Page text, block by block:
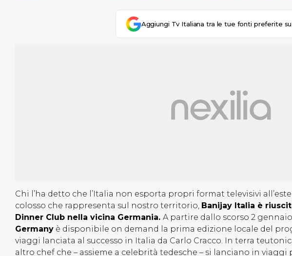
Aggiungi Tv Italiana tra le tue fonti preferite
Chi l’ha detto che l’Italia non esporta propri format televisivi
colosso che rappresenta sul nostro territorio, Banijay Italia è
Dinner Club nella vicina Germania. A partire dallo scorso 2
Germany è disponibile on demand la prima edizione locale del
viaggi lanciata al successo in Italia da Carlo Cracco. In terra
altro chef che – assieme a celebrità tedesche – si lanciano in viaggi